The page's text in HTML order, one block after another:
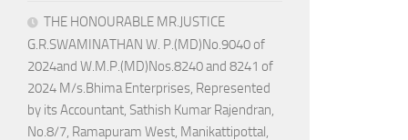
THE HONOURABLE MR.JUSTICE
G.R.SWAMINATHAN W. P.(MD)No.9040 of
2024and W.M.P.(MD)Nos.8240 and 8241 of
2024 M/s.Bhima Enterprises, Represented
by its Accountant, Sathish Kumar Rajendran,
No.8/7, Ramapuram West, Manikattipottal,